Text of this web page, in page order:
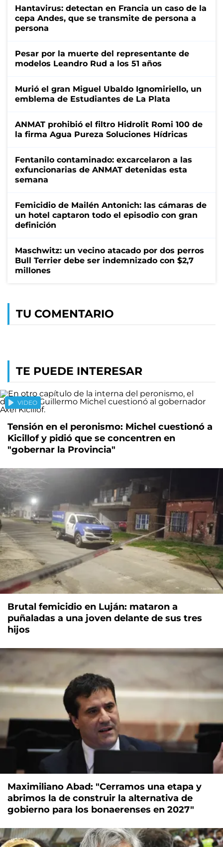
Hantavirus: detectan en Francia un caso de la
cepa Andes, que se transmite de persona a
persona
Pesar por la muerte del representante de
modelos Leandro Rud a los 51 años
Murió el gran Miguel Ubaldo Ignomiriello, un
emblema de Estudiantes de La Plata
ANMAT prohibió el filtro Hidrolit Romi 100 de
la firma Agua Pureza Soluciones Hídricas
Fentanilo contaminado: excarcelaron a las
exfuncionarias de ANMAT detenidas esta
semana
Femicidio de Mailén Antonich: las cámaras de
un hotel captaron todo el episodio con gran
definición
Maschwitz: un vecino atacado por dos perros
Bull Terrier debe ser indemnizado con $2,7
millones
TU COMENTARIO
TE PUEDE INTERESAR
VIDEO
Tensión en el peronismo: Michel cuestionó a
Kicillof y pidió que se concentren en
"gobernar la Provincia"
Brutal femicidio en Luján: mataron a
puñaladas a una joven delante de sus tres
hijos
Maximiliano Abad: "Cerramos una etapa y
abrimos la de construir la alternativa de
gobierno para los bonaerenses en 2027"